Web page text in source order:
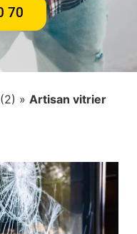
70
» Artisan vitrier